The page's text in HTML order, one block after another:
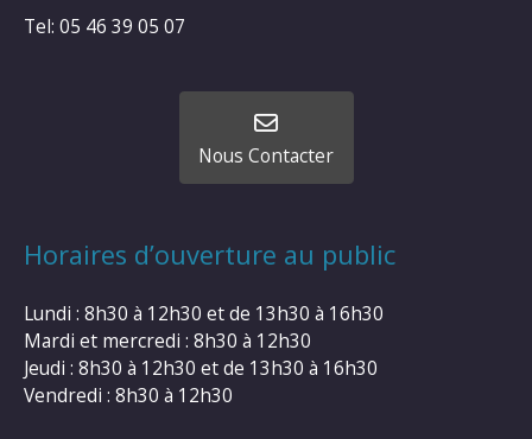
Tel: 05 46 39 05 07
Nous Contacter
Horaires d’ouverture au public
Lundi : 8h30 à 12h30 et de 13h30 à 16h30
Mardi et mercredi : 8h30 à 12h30
Jeudi : 8h30 à 12h30 et de 13h30 à 16h30
Vendredi : 8h30 à 12h30